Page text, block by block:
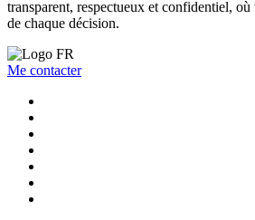
transparent, respectueux et confidentiel,
de chaque décision.
Me contacter